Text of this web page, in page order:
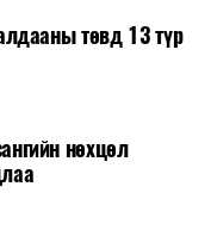
төвд 13 түр
нөхцөл